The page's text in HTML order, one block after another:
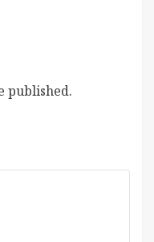
published.